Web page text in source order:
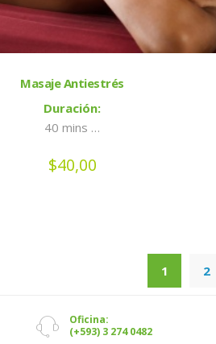
Masaje Antiestrés
Duración:
40 mins …
$40,00
1 2
Oficina:
(+593) 3 274 0482